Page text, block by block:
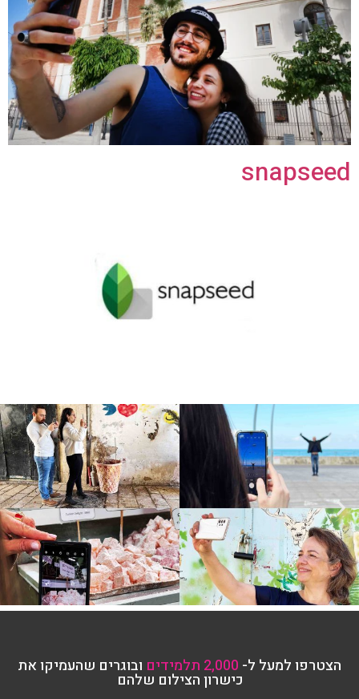
snapseed
הצטרפו למעל ל- 2,000 תלמידים ובוגרים שהעמיקו את
כישרון הצילום שלהם